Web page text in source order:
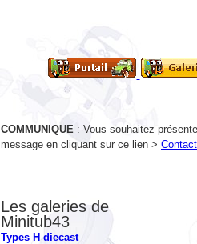
COMMUNIQUE : Vous souhaitez
message en cliquant sur ce lien >
Les galeries de
Minitub43
Types H diecast